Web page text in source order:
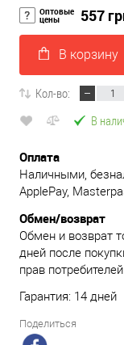
Оптовые
цены 557
В корзину
Кол-во:
В
Оплата
Наличными,
ApplePay,
Обмен/возврат
Обмен и возврат
дней после
прав
Гарантия: 14 дней
Поделиться